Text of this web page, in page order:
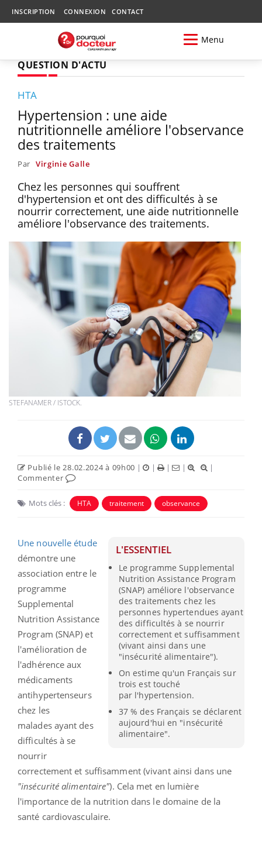
INSCRIPTION CONNEXION CONTACT
Menu
QUESTION D'ACTU
HTA
Hypertension : une aide
nutritionnelle améliore l'observance
des traitements
Par Virginie Galle
Chez les personnes qui souffrent
d'hypertension et ont des difficultés à se
nourrir correctement, une aide nutritionnelle
améliore l'observance des traitements.
STEFANAMER / ISTOCK.
Publié le 28.02.2024 à 09h00 | | | |
|
Commenter
Mots clés : HTA traitement observance
L'ESSENTIEL
Le programme Supplemental
Nutrition Assistance Program
(SNAP) améliore l'observance
des traitements chez les
personnes hypertendues ayant
des difficultés à se nourrir
correctement et suffisamment
(vivant ainsi dans une
"insécurité alimentaire").
On estime qu'un Français sur
trois est touché
par l'hypertension.
37 % des Français se déclarent
aujourd'hui en "insécurité
alimentaire".
Une nouvelle étude
démontre une
association entre le
programme
Supplemental
Nutrition Assistance
Program (SNAP) et
l'amélioration de
l'adhérence aux
médicaments
antihypertenseurs
chez les
malades ayant des
difficultés à se
nourrir
correctement et suffisamment (vivant ainsi dans une
"insécurité alimentaire"). Cela met en lumière
l'importance de la nutrition dans le domaine de la
santé cardiovasculaire.